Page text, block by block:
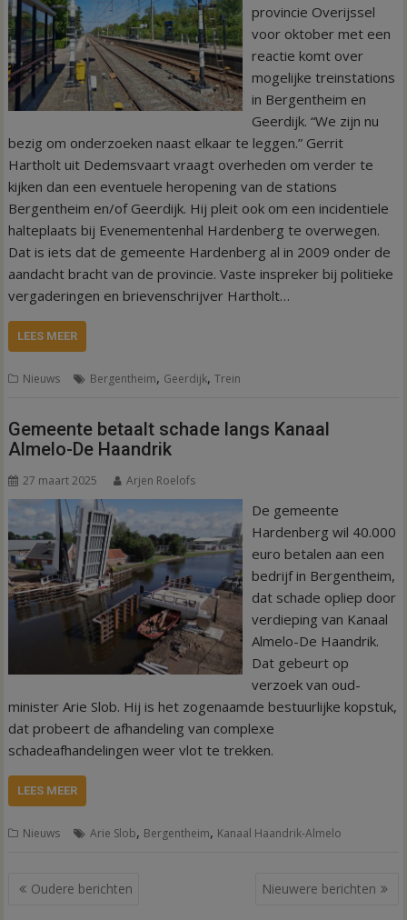
provincie Overijssel
voor oktober met een
reactie komt over
mogelijke treinstations
in Bergentheim en
Geerdijk. “We zijn nu
bezig om onderzoeken naast elkaar te leggen.” Gerrit
Hartholt uit Dedemsvaart vraagt overheden om verder te
kijken dan een eventuele heropening van de stations
Bergentheim en/of Geerdijk. Hij pleit ook om een incidentiele
halteplaats bij Evenementenhal Hardenberg te overwegen.
Dat is iets dat de gemeente Hardenberg al in 2009 onder de
aandacht bracht van de provincie. Vaste inspreker bij politieke
vergaderingen en brievenschrijver Hartholt…
LEES MEER
Nieuws Bergentheim, Geerdijk,Trein
Gemeente betaalt schade langs Kanaal
Almelo-De Haandrik
27 maart 2025 Arjen Roelofs
De gemeente
Hardenberg wil 40.000
euro betalen aan een
bedrijf in Bergentheim,
dat schade opliep door
verdieping van Kanaal
Almelo-De Haandrik.
Dat gebeurt op
verzoek van oud-
minister Arie Slob. Hij is het zogenaamde bestuurlijke kopstuk,
dat probeert de afhandeling van complexe
schadeafhandelingen weer vlot te trekken.
LEES MEER
Nieuws Arie Slob, Bergentheim, Kanaal Haandrik-Almelo
Berichtennavigatie
Oudere berichten Nieuwere berichten